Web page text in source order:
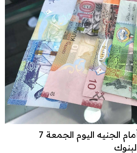
سعر الدينار الكويتي أمام الجنيه اليوم الجمعة 7